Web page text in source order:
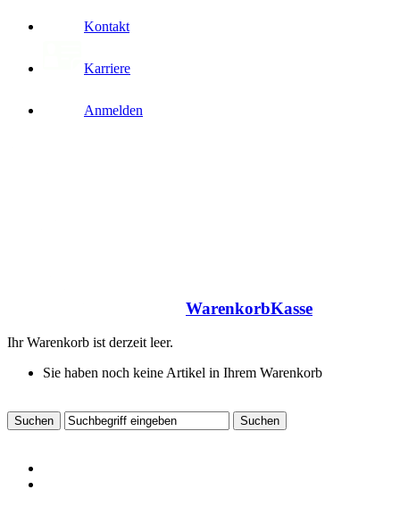
Kontakt
Karriere
Anmelden
WarenkorbKasse
Ihr Warenkorb ist derzeit leer.
Sie haben noch keine Artikel in Ihrem Warenkorb